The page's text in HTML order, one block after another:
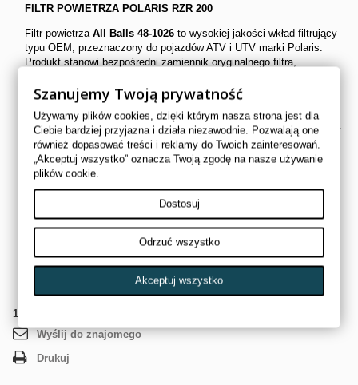
FILTR POWIETRZA POLARIS RZR 200
Filtr powietrza All Balls 48-1026 to wysokiej jakości wkład filtrujący
typu OEM, przeznaczony do pojazdów ATV i UTV marki Polaris.
Produkt stanowi bezpośredni zamiennik oryginalnego filtra,
innymi zanieczyszczeniami.
Filtr wykonany jest z wysokiej jakości materiału papierowego
(celulozowego), który gwarantuje optymalny przepływ powietrza przy
jednoczesnym zachowaniu bardzo dobrej skuteczności filtracji.
Dzięki temu silnik pracuje równo, zachowuje pełną moc i jest lepiej
chroniony przed zużyciem.
wysokiej jakości zamiennik OEM
skuteczna filtracja powietrza
optymalny przepływ powietrza do silnika
solidne wykonanie i trwałość
łatwy montaż – idealne dopasowanie
1
Wyślij do znajomego
Drukuj
Szanujemy Twoją prywatność
Używamy plików cookies, dzięki którym nasza strona jest dla
Ciebie bardziej przyjazna i działa niezawodnie. Pozwalają one
również dopasować treści i reklamy do Twoich zainteresowań.
„Akceptuj wszystko” oznacza Twoją zgodę na nasze używanie
plików cookie.
Dostosuj
Odrzuć wszystko
Akceptuj wszystko